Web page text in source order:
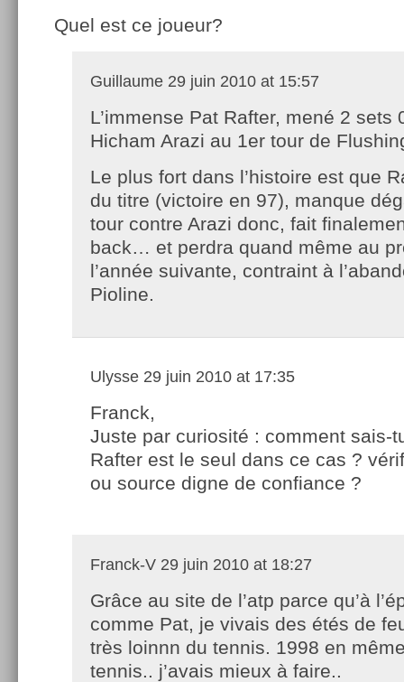
Quel est ce joueur?
Guillaume 29 juin 2010 at 15:57
L’immense Pat Rafter, mené 2 sets
Hicham Arazi au 1er tour de
Le plus fort dans l’histoire est que
du titre (victoire en 97), manque
tour contre Arazi donc, fait
back… et perdra quand même au
l’année suivante, contraint à
Pioline.
Ulysse 29 juin 2010 at 17:35
Franck,
Juste par curiosité : comment sais-
Rafter est le seul dans ce cas ?
ou source digne de confiance ?
Franck-V 29 juin 2010 at 18:27
Grâce au site de l’atp parce qu’à
comme Pat, je vivais des étés de
très loinnn du tennis. 1998 en
tennis.. j’avais mieux à faire..